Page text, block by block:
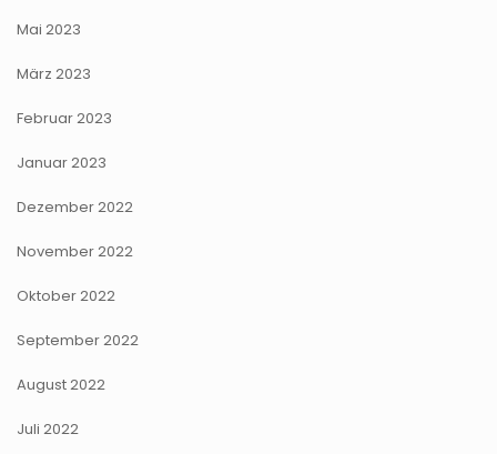
Mai 2023
März 2023
Februar 2023
Januar 2023
Dezember 2022
November 2022
Oktober 2022
September 2022
August 2022
Juli 2022